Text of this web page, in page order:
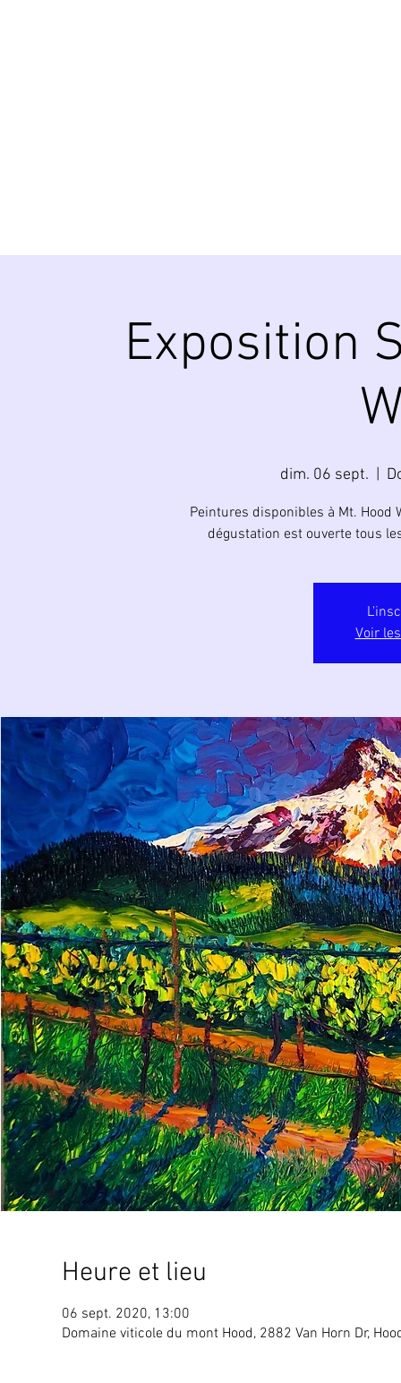
Exposition
dim. 06 sept.
Peintures disponibles à Mt. Hood
dégustation est ouverte tous
Voir
Heure et lieu
06 sept. 2020, 13:00
Domaine viticole du mont Hood, 2882 Van Horn Dr,